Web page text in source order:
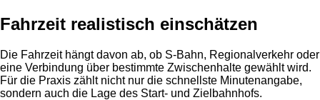
Fahrzeit realistisch einschätzen
Die Fahrzeit hängt davon ab, ob S-Bahn, Regionalverkehr oder
eine Verbindung über bestimmte Zwischenhalte gewählt wird.
Für die Praxis zählt nicht nur die schnellste Minutenangabe,
sondern auch die Lage des Start- und Zielbahnhofs.